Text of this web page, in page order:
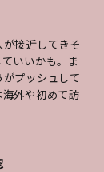
接近してきそ
いいかも。ま
プッシュして
外や初めて訪